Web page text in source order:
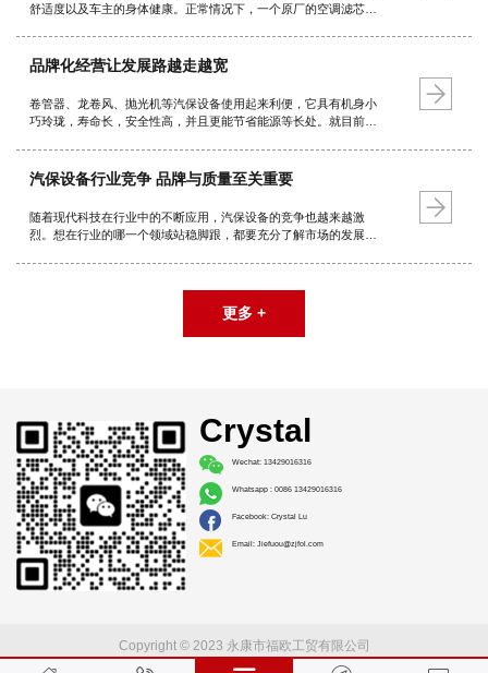
舒适度以及车主的身体健康。正常情况下，一个原厂的空调滤芯使
们可以找个晴…
品牌化经营让发展路越走越宽
卷管器、龙卷风、抛光机等汽保设备使用起来利便，它具有机身小
巧玲珑，寿命长，安全性高，并且更能节省能源等长处。就目前的
和成熟，汽保设备的发…
汽保设备行业竞争 品牌与质量至关重要
随着现代科技在行业中的不断应用，汽保设备的竞争也越来越激
烈。想在行业的哪一个领域站稳脚跟，都要充分了解市场的发展动
更多 +
Crystal
Wechat: 13429016316
Whatsapp : 0086 13429016316
Facebook: Crystal Lu
Email: Jiefuou@zjfol.com
Copyright © 2023 永康市福欧工贸有限公司